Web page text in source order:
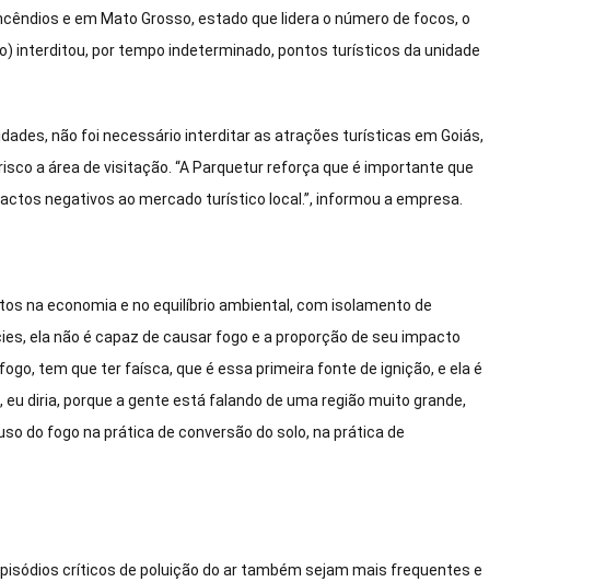
e em Mato Grosso, estado que lidera o número de focos, o
interditou, por tempo indeterminado, pontos turísticos da unidade
não foi necessário interditar as atrações turísticas em Goiás,
a área de visitação. “A Parquetur reforça que é importante que
negativos ao mercado turístico local.”, informou a empresa.
na economia e no equilíbrio ambiental, com isolamento de
ela não é capaz de causar fogo e a proporção de seu impacto
tem que ter faísca, que é essa primeira fonte de ignição, e ela é
diria, porque a gente está falando de uma região muito grande,
do fogo na prática de conversão do solo, na prática de
críticos de poluição do ar também sejam mais frequentes e